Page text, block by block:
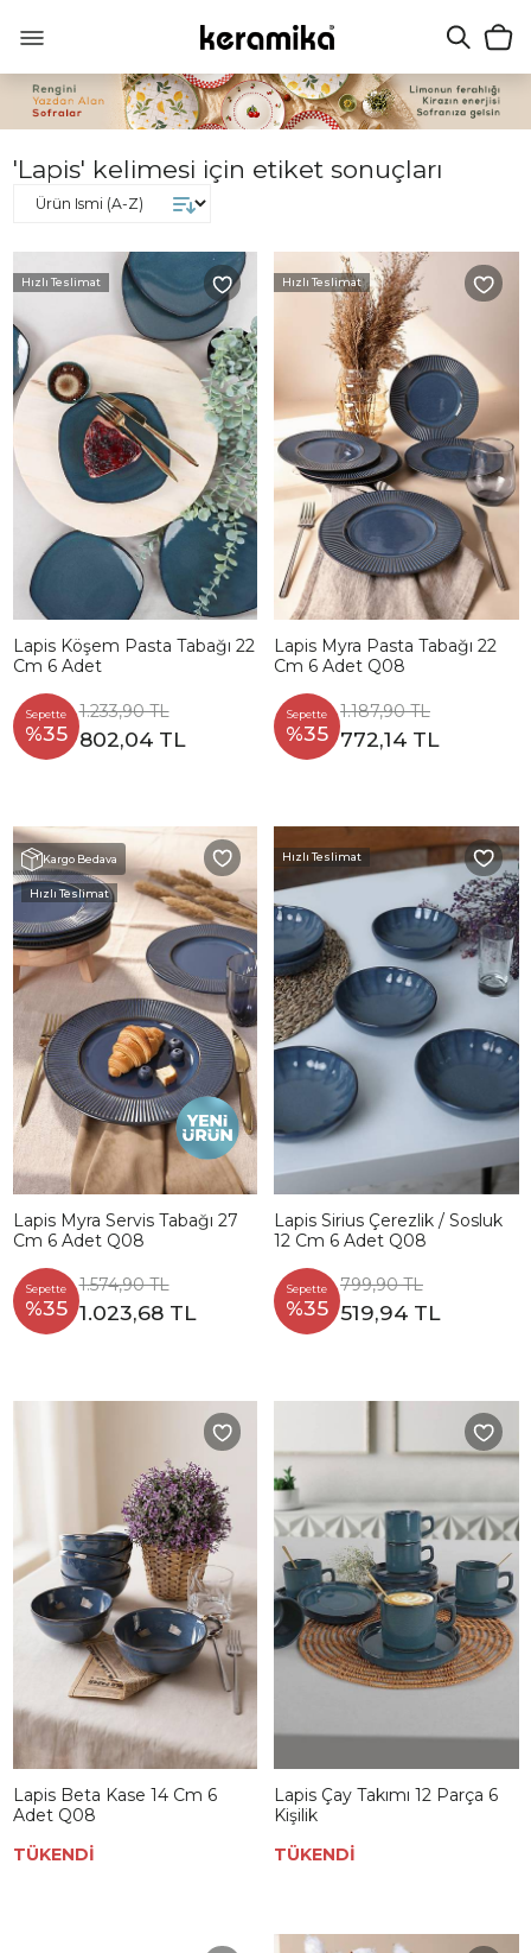
'Lapis' kelimesi için etiket sonuçları
Hızlı Teslimat
Lapis Köşem Pasta Tabağı 22
Cm 6 Adet
Sepette
%35
1.233,90 TL
802,04 TL
Hızlı Teslimat
Lapis Myra Pasta Tabağı 22
Cm 6 Adet Q08
Sepette
%35
1.187,90 TL
772,14 TL
Kargo Bedava
Hızlı Teslimat
Lapis Myra Servis Tabağı 27
Cm 6 Adet Q08
Sepette
%35
1.574,90 TL
1.023,68 TL
Hızlı Teslimat
Lapis Sirius Çerezlik / Sosluk
12 Cm 6 Adet Q08
Sepette
%35
799,90 TL
519,94 TL
Lapis Beta Kase 14 Cm 6
Adet Q08
TÜKENDİ
Lapis Çay Takımı 12 Parça 6
Kişilik
TÜKENDİ